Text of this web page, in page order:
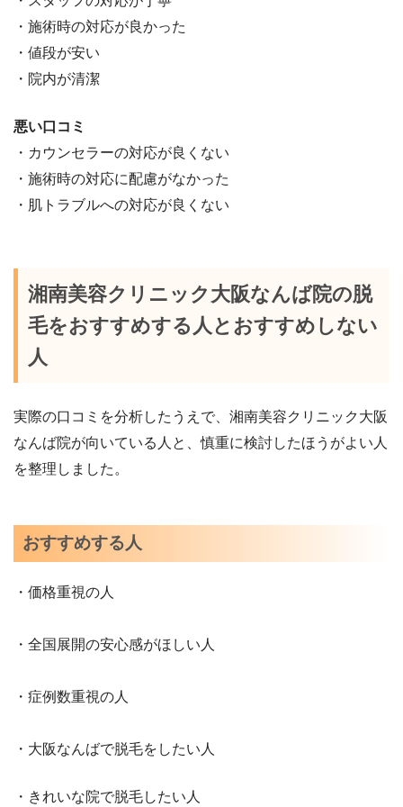
・施術時の対応が良かった
・値段が安い
・院内が清潔
悪い口コミ
・カウンセラーの対応が良くない
・施術時の対応に配慮がなかった
・肌トラブルへの対応が良くない
湘南美容クリニック大阪なんば院の脱
毛をおすすめする人とおすすめしない
人
実際の口コミを分析したうえで、湘南美容クリニック大阪
なんば院が向いている人と、慎重に検討したほうがよい人
を整理しました。
おすすめする人
・価格重視の人
・全国展開の安心感がほしい人
・症例数重視の人
・大阪なんばで脱毛をしたい人
・きれいな院で脱毛したい人